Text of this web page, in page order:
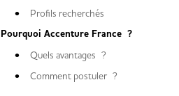
Profils recherchés
Pourquoi Accenture France ?
Quels avantages ?
Comment postuler ?